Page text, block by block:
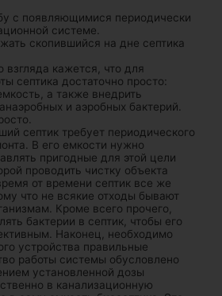
с появляющимися периодически
системе.
скопившийся на дне септика
кажется, что для
септика достаточно просто:
а также внедрить
и аэробных бактерий.
септик требует периодического
В его емкости нужно
пригодные для этой цели
проводить чистку объекта
от времени септик все же
что не всякие отходы бывают
Кроме всего прочего,
бактерии в септик, чтобы его
Наконец, необходимо
устройства правильные
работы системы обусловлено
установленной дозы
в канализационную